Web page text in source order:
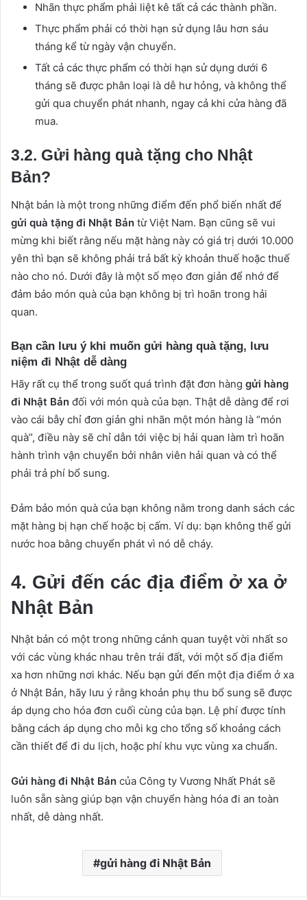
Nhãn thực phẩm phải liệt kê tất cả các thành phần.
Thực phẩm phải có thời hạn sử dụng lâu hơn sáu
tháng kể từ ngày vận chuyển.
Tất cả các thực phẩm có thời hạn sử dụng dưới 6
tháng sẽ được phân loại là dễ hư hỏng, và không thể
gửi qua chuyển phát nhanh, ngay cả khi cửa hàng đã
mua.
3.2. Gửi hàng quà tặng cho Nhật
Bản?
Nhật bản là một trong những điểm đến phổ biến nhất để
gửi quà tặng đi Nhật Bản từ Việt Nam. Bạn cũng sẽ vui
mừng khi biết rằng nếu mặt hàng này có giá trị dưới 10.000
yên thì bạn sẽ không phải trả bất kỳ khoản thuế hoặc thuế
nào cho nó. Dưới đây là một số mẹo đơn giản để nhớ để
đảm bảo món quà của bạn không bị trì hoãn trong hải
quan.
Bạn cần lưu ý khi muốn gửi hàng quà tặng, lưu
niệm đi Nhật dễ dàng
Hãy rất cụ thể trong suốt quá trình đặt đơn hàng gửi hàng
đi Nhật Bản đối với món quà của bạn. Thật dễ dàng để rơi
vào cái bẫy chỉ đơn giản ghi nhãn một món hàng là “món
quà”, điều này sẽ chỉ dẫn tới việc bị hải quan làm trì hoãn
hành trình vận chuyển bởi nhân viên hải quan và có thể
phải trả phí bổ sung.
Đảm bảo món quà của bạn không nằm trong danh sách các
mặt hàng bị hạn chế hoặc bị cấm. Ví dụ: bạn không thể gửi
nước hoa bằng chuyển phát vì nó dễ cháy.
4. Gửi đến các địa điểm ở xa ở
Nhật Bản
Nhật bản có một trong những cảnh quan tuyệt vời nhất so
với các vùng khác nhau trên trái đất, với một số địa điểm
xa hơn những nơi khác. Nếu bạn gửi đến một địa điểm ở xa
ở Nhật Bản, hãy lưu ý rằng khoản phụ thu bổ sung sẽ được
áp dụng cho hóa đơn cuối cùng của bạn. Lệ phí được tính
bằng cách áp dụng cho mỗi kg cho tổng số khoảng cách
cần thiết để đi du lịch, hoặc phí khu vực vùng xa chuẩn.
Gửi hàng đi Nhật Bản của Công ty Vương Nhất Phát sẽ
luôn sẵn sàng giúp bạn vận chuyển hàng hóa đi an toàn
nhất, dễ dàng nhất.
gửi hàng đi Nhật Bản